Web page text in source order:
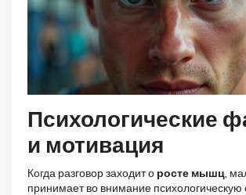
Психологические
и мотивация
Когда разговор заходит о росте мышц,
принимает во внимание